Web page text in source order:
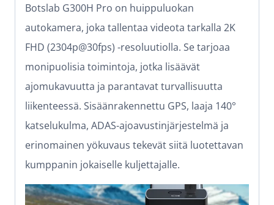
Botslab G300H Pro on huippuluokan
autokamera, joka tallentaa videota tarkalla 2K
FHD (2304p@30fps) -resoluutiolla. Se tarjoaa
monipuolisia toimintoja, jotka lisäävät
ajomukavuutta ja parantavat turvallisuutta
liikenteessä. Sisäänrakennettu GPS, laaja 140°
katselukulma, ADAS-ajoavustinjärjestelmä ja
erinomainen yökuvaus tekevät siitä luotettavan
kumppanin jokaiselle kuljettajalle.